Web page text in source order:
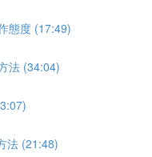
態度 (17:49)
法 (34:04)
法 (21:48)